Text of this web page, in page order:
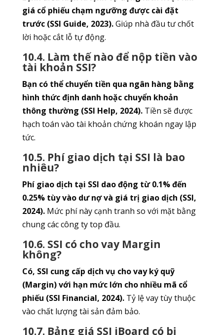
giá cổ phiếu chạm ngưỡng được cài đặt
trước (SSI Guide, 2023).Giúp nhà đầu tư chốt
lời hoặc cắt lỗ tự động.
10.4. Làm thế nào để nộp tiền vào
tài khoản SSI?
Bạn có thể chuyển tiền qua ngân hàng bằng
hình thức định danh hoặc chuyển khoản
thông thường (SSI Help, 2024).Tiền sẽ được
hạch toán vào tài khoản chứng khoán ngay lập
tức.
10.5. Phí giao dịch tại SSI là bao
nhiêu?
Phí giao dịch tại SSI dao động từ 0.1% đến
0.25% tùy vào dư nợ và giá trị giao dịch (SSI,
2024).Mức phí này cạnh tranh so với mặt bằng
chung các công ty top đầu.
10.6. SSI có cho vay Margin
không?
Có, SSI cung cấp dịch vụ cho vay ký quỹ
(Margin) với hạn mức lớn cho nhiều mã cổ
phiếu (SSI Financial, 2024).Tỷ lệ vay tùy thuộc
vào chất lượng tài sản đảm bảo.
10.7. Bảng giá SSI iBoard có bị